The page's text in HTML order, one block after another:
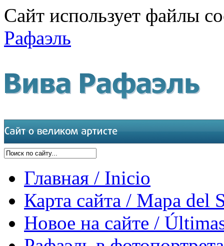
Сайт использует файлы
Рафаэль
Главная / Inicio
Карта сайта / Mapa del
Новое на сайте /